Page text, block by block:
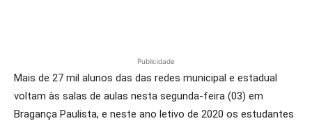
Publicidade
Mais de 27 mil alunos das das redes municipal e estadual
voltam às salas de aulas nesta segunda-feira (03) em
Bragança Paulista, e neste ano letivo de 2020 os estudantes